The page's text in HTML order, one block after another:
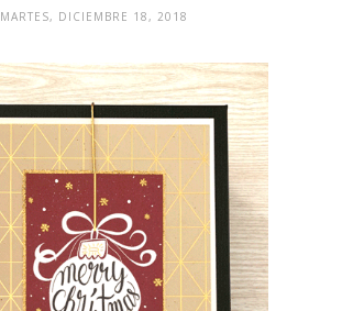
MARTES, DICIEMBRE 18, 2018